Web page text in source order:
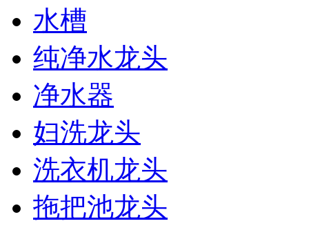
水槽
纯净水龙头
净水器
妇洗龙头
洗衣机龙头
拖把池龙头